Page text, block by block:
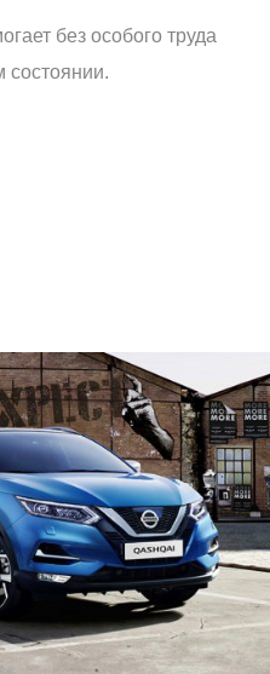
без особого труда
состоянии.